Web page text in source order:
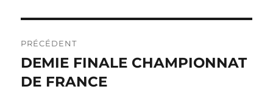
de
l’article
PRÉCÉDENT
Publication
précédente :
DEMIE FINALE CHAMPIONNAT
DE FRANCE